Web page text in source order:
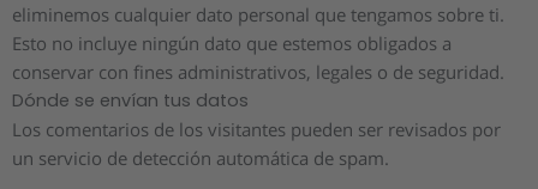
eliminemos cualquier dato personal que tengamos sobre ti.
Esto no incluye ningún dato que estemos obligados a
conservar con fines administrativos, legales o de seguridad.
Dónde se envían tus datos
Los comentarios de los visitantes pueden ser revisados por
un servicio de detección automática de spam.